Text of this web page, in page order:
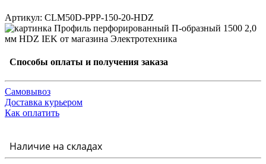
Артикул: CLM50D-PPP-150-20-HDZ
Способы оплаты и получения заказа
Самовывоз
Доставка курьером
Как оплатить
Наличие на складах